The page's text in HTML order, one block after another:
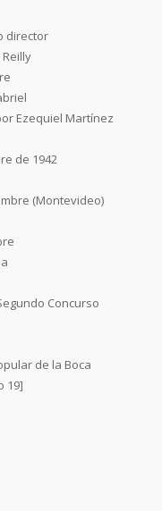
director
Ezequiel Martínez
de 1942
(Montevideo)
Concurso
de la Boca
19]